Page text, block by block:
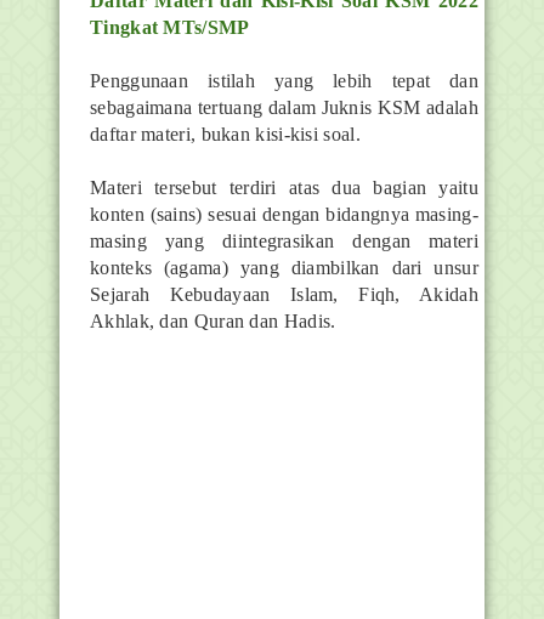
Tingkat MTs/SMP
Penggunaan istilah yang lebih tepat dan
sebagaimana tertuang dalam Juknis KSM adalah
daftar materi, bukan kisi-kisi soal.
Materi tersebut terdiri atas dua bagian yaitu
konten (sains) sesuai dengan bidangnya masing-
masing yang diintegrasikan dengan materi
konteks (agama) yang diambilkan dari unsur
Sejarah Kebudayaan Islam, Fiqh, Akidah
Akhlak, dan Quran dan Hadis.